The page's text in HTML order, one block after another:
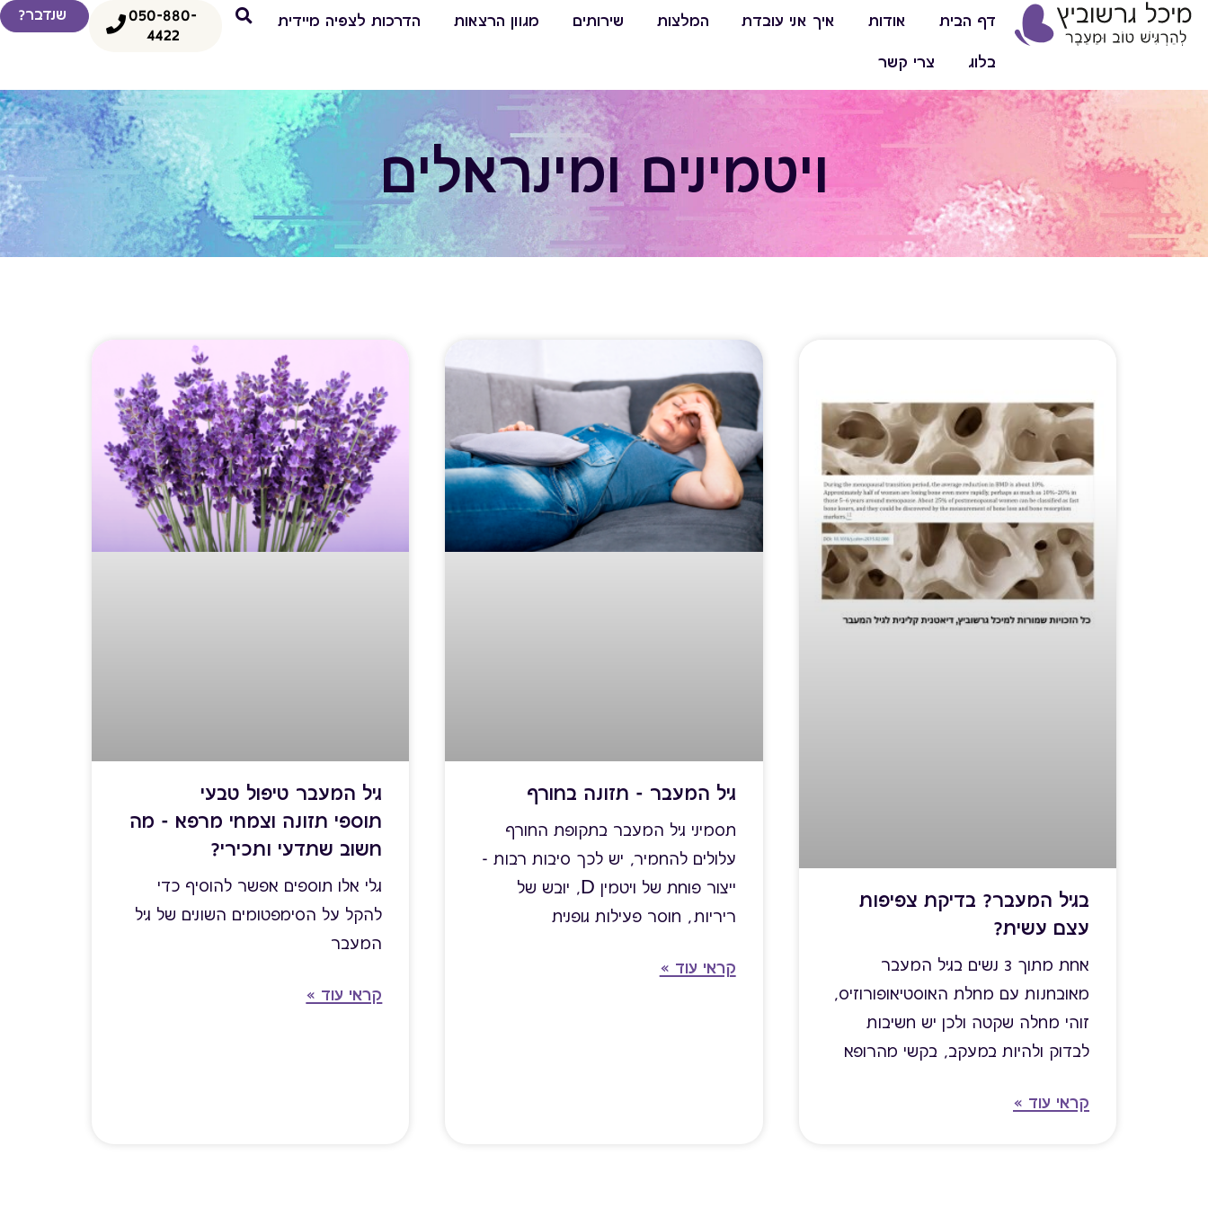
דף הבית אודות איך אני עובדת המלצות שירותים מגוון הרצאות הדרכות לצפיה מיידית
בלוג צרי קשר
050-880-
4422
שנדבר?
ויטמינים ומינראלים
בגיל המעבר? בדיקת צפיפות
עצם עשית?
אחת מתוך 3 נשים בגיל המעבר
מאובחנות עם מחלת האוסטיאופורוזיס,
זוהי מחלה שקטה ולכן יש חשיבות
לבדוק ולהיות במעקב, בקשי מהרופא
קראי עוד »
גיל המעבר - תזונה בחורף
תסמיני גיל המעבר בתקופת החורף
עלולים להחמיר, יש לכך סיבות רבות -
ייצור פוחת של ויטמין D, יובש של
ריריות, חוסר פעילות גופנית
קראי עוד »
גיל המעבר טיפול טבעי
תוספי תזונה וצמחי מרפא - מה
חשוב שתדעי ותכירי?
גלי אלו תוספים אפשר להוסיף כדי
להקל על הסימפטומים השונים של גיל
המעבר
קראי עוד »